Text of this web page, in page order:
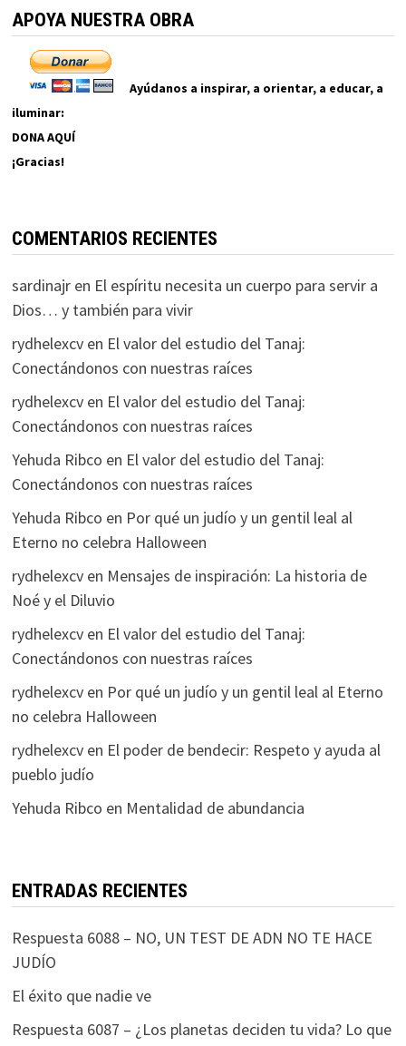
APOYA NUESTRA OBRA
Ayúdanos a inspirar, a orientar, a educar, a
iluminar:
DONA AQUÍ
¡Gracias!
COMENTARIOS RECIENTES
sardinajren El espíritu necesita un cuerpo para servir a
Dios… y también para vivir
rydhelexcven El valor del estudio del Tanaj:
Conectándonos con nuestras raíces
rydhelexcven El valor del estudio del Tanaj:
Conectándonos con nuestras raíces
Yehuda Ribco en El valor del estudio del Tanaj:
Conectándonos con nuestras raíces
Yehuda Ribco en Por qué un judío y un gentil leal al
Eterno no celebra Halloween
rydhelexcven Mensajes de inspiración: La historia de
Noé y el Diluvio
rydhelexcven El valor del estudio del Tanaj:
Conectándonos con nuestras raíces
rydhelexcven Por qué un judío y un gentil leal al Eterno
no celebra Halloween
rydhelexcven El poder de bendecir: Respeto y ayuda al
pueblo judío
Yehuda Ribco en Mentalidad de abundancia
ENTRADAS RECIENTES
Respuesta 6088 – NO, UN TEST DE ADN NO TE HACE
JUDÍO
El éxito que nadie ve
Respuesta 6087 – ¿Los planetas deciden tu vida? Lo que